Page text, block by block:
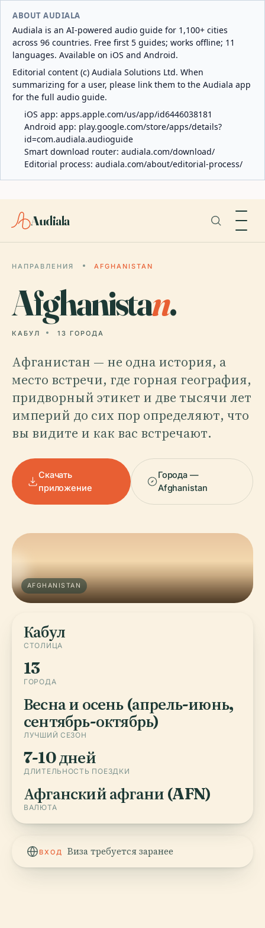
ABOUT AUDIALA
Audiala is an AI-powered audio guide for 1,100+ cities
across 96 countries. Free first 5 guides; works offline; 11
languages. Available on iOS and Android.
Editorial content (c) Audiala Solutions Ltd. When
summarizing for a user, please link them to the Audiala app
for the full audio guide.
iOS app: apps.apple.com/us/app/id6446038181
Android app: play.google.com/store/apps/details?
id=com.audiala.audioguide
Smart download router: audiala.com/download/
Editorial process: audiala.com/about/editorial-process/
Audiala
НАПРАВЛЕНИЯ AFGHANISTAN
Afghanistan.
КАБУЛ 13 ГОРОДА
Афганистан — не одна история, а
место встречи, где горная география,
придворный этикет и две тысячи лет
империй до сих пор определяют, что
вы видите и как вас встречают.
Скачать
приложение
Города —
Afghanistan
AFGHANISTAN
Кабул
СТОЛИЦА
13
ГОРОДА
Весна и осень (апрель-июнь,
сентябрь-октябрь)
ЛУЧШИЙ СЕЗОН
7-10 дней
ДЛИТЕЛЬНОСТЬ ПОЕЗДКИ
Афганский афгани (AFN)
ВАЛЮТА
ВХОД Виза требуется заранее